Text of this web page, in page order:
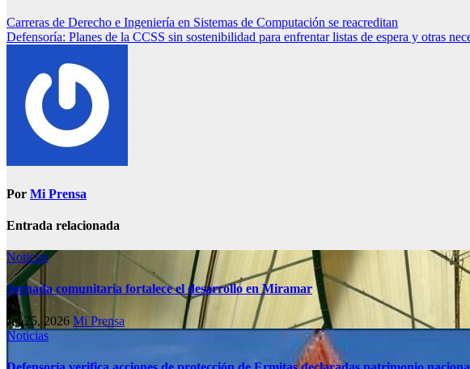
Carreras de Derecho e Ingeniería en Sistemas de Computación se reacreditan
Defensoría: Planes de la CCSS sin sostenibilidad para enfrentar listas de espera y otras
Por Mi Prensa
Entrada relacionada
Noticias
Jornada comunitaria fortalece el desarrollo en Miramar
Jul 25, 2026 Mi Prensa
Noticias